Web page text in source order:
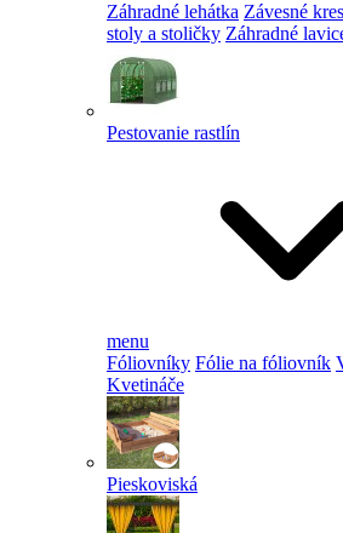
Záhradné lehátka Závesné
stoly a stoličky Záhradné
Pestovanie rastlín
menu
Fóliovníky Fólie na fóliovník
Kvetináče
Pieskoviská